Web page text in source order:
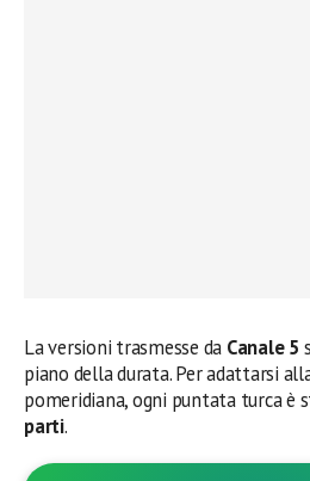
La versioni trasmesse da Canale 5
piano della durata. Per adattarsi
pomeridiana, ogni puntata turca è
parti.